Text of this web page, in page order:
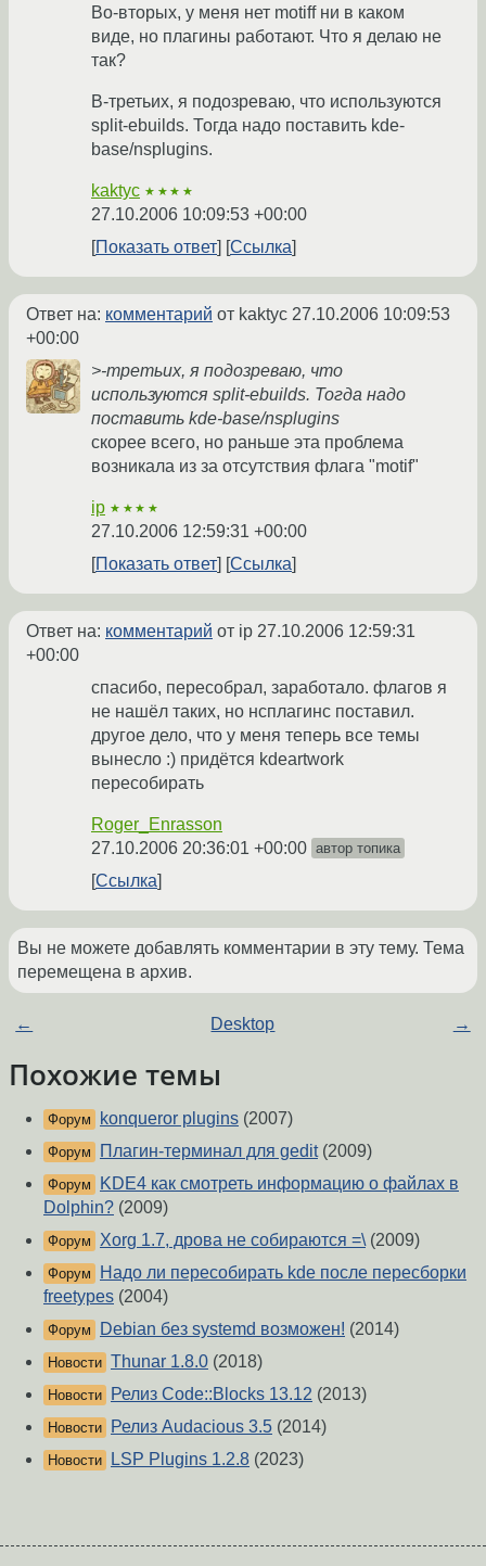
Во-вторых, у меня нет motiff ни в каком
виде, но плагины работают. Что я делаю не
так?
В-третьих, я подозреваю, что используются
split-ebuilds. Тогда надо поставить kde-
base/nsplugins.
kaktyc ★★★★
27.10.2006 10:09:53 +00:00
Показать ответ
Ссылка
Ответ на: комментарий от kaktyc 27.10.2006 10:09:53
+00:00
>-третьих, я подозреваю, что
используются split-ebuilds. Тогда надо
поставить kde-base/nsplugins
скорее всего, но раньше эта проблема
возникала из за отсутствия флага "motif"
ip ★★★★
27.10.2006 12:59:31 +00:00
Показать ответ
Ссылка
Ответ на: комментарий от ip 27.10.2006 12:59:31
+00:00
спасибо, пересобрал, заработало. флагов я
не нашёл таких, но нсплагинс поставил.
другое дело, что у меня теперь все темы
вынесло :) придётся kdeartwork
пересобирать
Roger_Enrasson
27.10.2006 20:36:01 +00:00 автор топика
Ссылка
Вы не можете добавлять комментарии в эту тему. Тема
перемещена в архив.
← Desktop →
Похожие темы
Форум konqueror plugins (2007)
Форум Плагин-терминал для gedit(2009)
Форум
KDE4 как смотреть информацию о файлах в
Dolphin? (2009)
Форум Xorg 1.7, дрова не собираются =\ (2009)
Форум
Надо ли пересобирать kde после пересборки
freetypes (2004)
Форум Debian без systemd возможен! (2014)
Новости Thunar 1.8.0 (2018)
Новости Релиз Code::Blocks 13.12 (2013)
Новости Релиз Audacious 3.5 (2014)
Новости LSP Plugins 1.2.8 (2023)